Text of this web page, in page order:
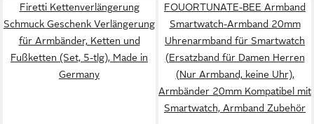
Firetti Kettenverlängerung
Schmuck Geschenk Verlängerung
für Armbänder, Ketten und
Fußketten (Set, 5-tlg), Made in
Germany
FOUORTUNATE-BEE Armband
Smartwatch-Armband 20mm
Uhrenarmband für Smartwatch
(Ersatzband für Damen Herren
(Nur Armband, keine Uhr),
Armbänder 20mm Kompatibel mit
Smartwatch, Armband Zubehör